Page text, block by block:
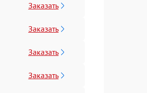
Заказать
Заказать
Заказать
Заказать